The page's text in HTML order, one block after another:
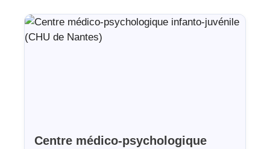
Centre médico-psychologique